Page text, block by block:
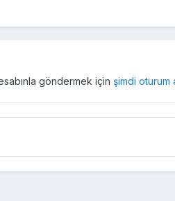
göndermek için şimdi oturum